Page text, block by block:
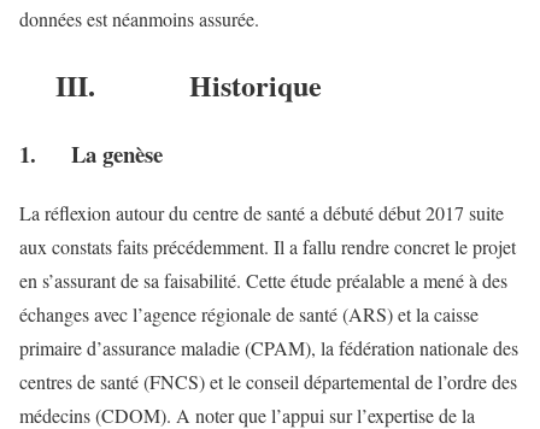
données est néanmoins assurée.
III. Historique
1. La genèse
La réflexion autour du centre de santé a débuté début 2017 suite
aux constats faits précédemment. Il a fallu rendre concret le projet
en s’assurant de sa faisabilité. Cette étude préalable a mené à des
échanges avec l’agence régionale de santé (ARS) et la caisse
primaire d’assurance maladie (CPAM), la fédération nationale des
centres de santé (FNCS) et le conseil départemental de l’ordre des
médecins (CDOM). A noter que l’appui sur l’expertise de la